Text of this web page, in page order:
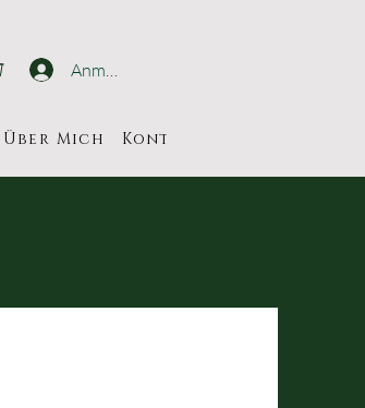
Anmelden
Über Mich Kontakt